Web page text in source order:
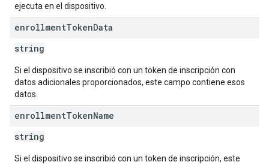
ejecuta en el dispositivo.
enrollmentTokenData
string
Si el dispositivo se inscribió con un token de inscripción con
datos adicionales proporcionados, este campo contiene esos
datos.
enrollmentTokenName
string
Si el dispositivo se inscribió con un token de inscripción, este